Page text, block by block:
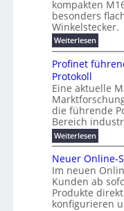
d
w
e
n
i
g
r
B
ü
r
o
k
r
a
t
i
g
i
e
l
ö
u
n
g
e
n
t
s
c
h
a
t
l
e
i
s
t
e
n
u
r
o
p
e
a
E
t
h
e
r
c
a
t
P
r
e
ff
i
z
i
e
t
e
r
e
s
K
a
b
l
m
a
n
m
v
o
n
ü
b
e
2
0
%
i
m
e
r
s
t
e
n
H
a
n
T
w
i
e
h
a
w
i
r
d
n
e
e
r
W
a
g
kompakten
besonders
Winkelstecker.
Weiterlesen:
M
1
6
W
i
n
k
e
l
s
t
c
k
e
r
Profinet
Protokoll
Eine aktuelle
die führende
Bereich
Weiterlesen:
P
r
o
f
i
n
e
Neuer Online-
Im neuen
Kunden ab
Produkte
konfigurieren